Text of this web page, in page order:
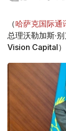
（哈萨克国际通
总理沃勒加斯·
Vision Capital）